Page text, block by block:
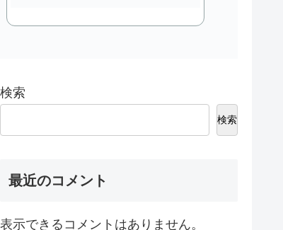
検索
検索
最近のコメント
表示できるコメントはありません。